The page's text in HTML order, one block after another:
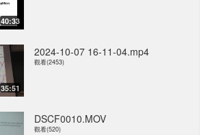
40:33
35:51
2024-10-07 16-11-04.mp4
觀看(2453)
DSCF0010.MOV
觀看(520)